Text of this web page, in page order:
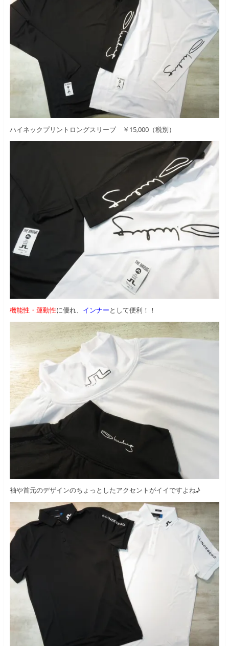
ハイネックプリントロングスリーブ ￥15,000（税別）
機能性・運動性に優れ、 インナーとして便利！！
袖や首元のデザインのちょっとしたアクセントがイイですよね♪